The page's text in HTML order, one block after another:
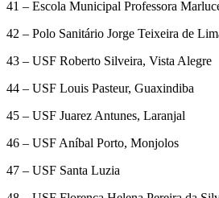
41 – Escola Municipal Professora
42 – Polo Sanitário Jorge Teixeira de
43 – USF Roberto Silveira, Vista Alegre
44 – USF Louis Pasteur, Guaxindiba
45 – USF Juarez Antunes, Laranjal
46 – USF Aníbal Porto, Monjolos
47 – USF Santa Luzia